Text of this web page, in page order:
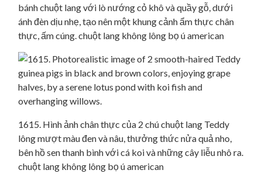
bánh chuột lang với lò nướng cỏ khô và quầy gỗ, dưới
ánh đèn dịu nhẹ, tạo nên một khung cảnh ẩm thực chân
thực, ấm cúng. chuột lang không lông bọ ú american
1615. Hình ảnh chân thực của 2 chú chuột lang Teddy
lông mượt màu đen và nâu, thưởng thức nửa quả nho,
bên hồ sen thanh bình với cá koi và những cây liễu nhô ra.
chuột lang không lông bọ ú american